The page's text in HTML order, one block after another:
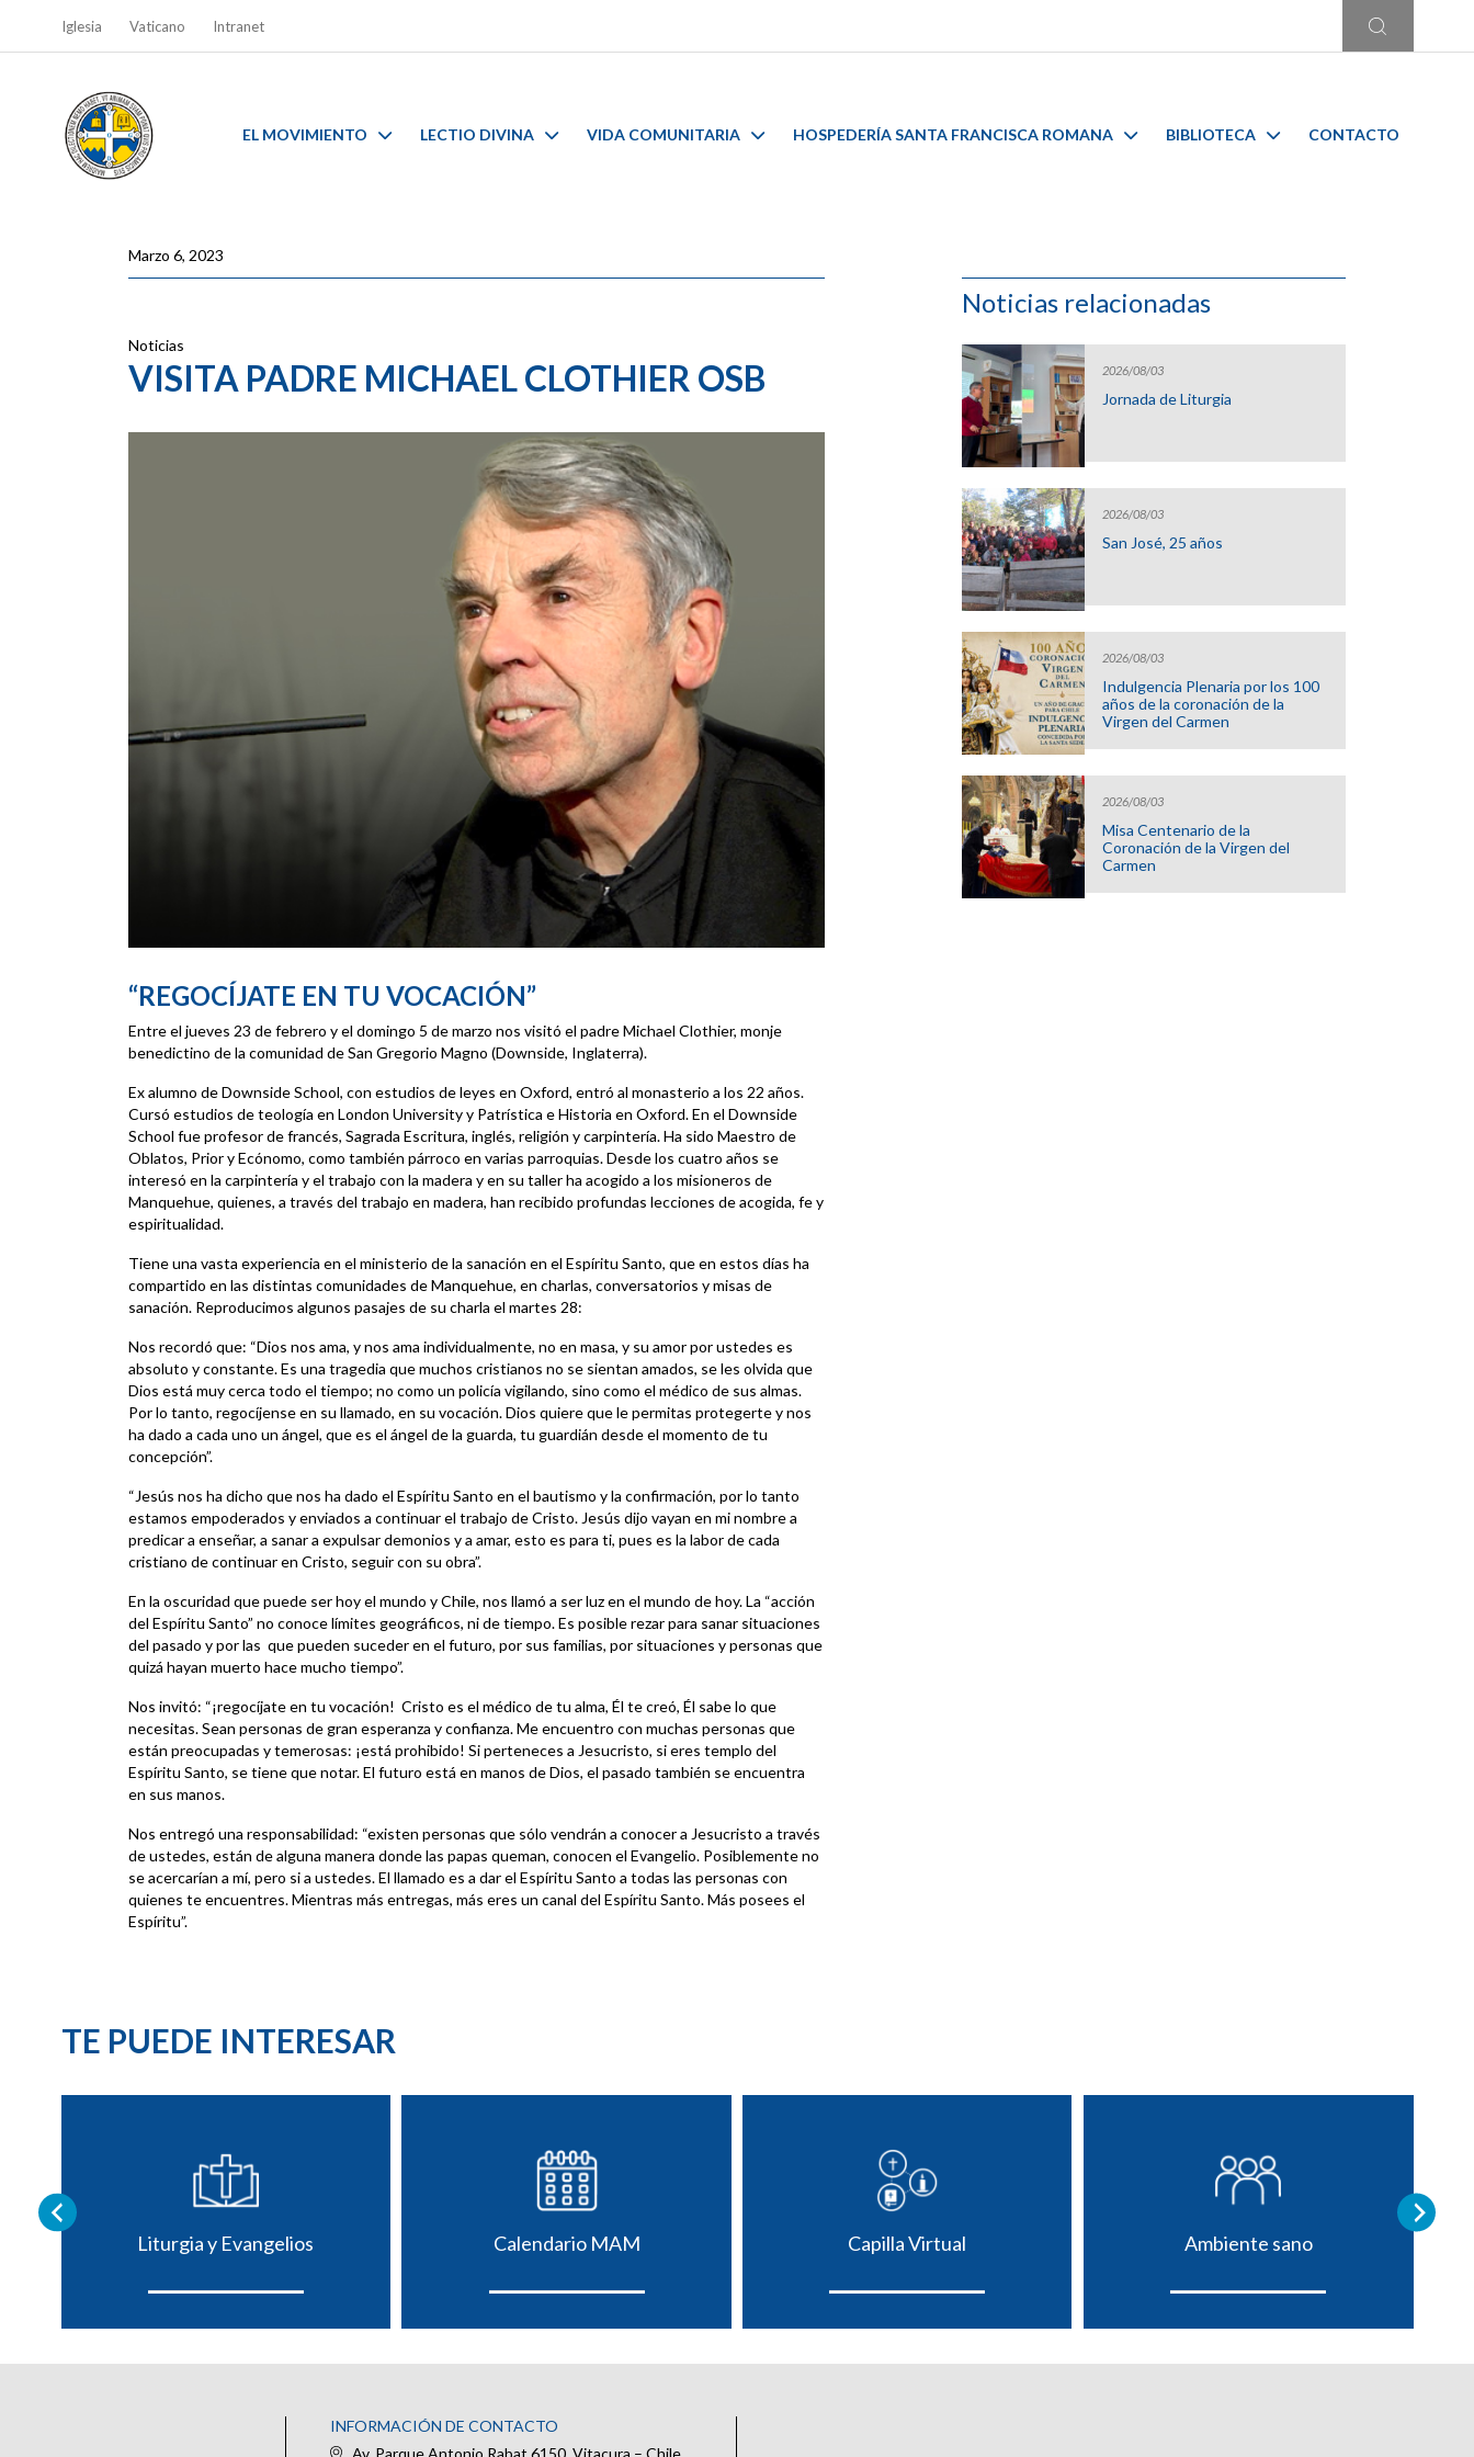
Iglesia Vaticano Intranet
EL MOVIMIENTO LECTIO DIVINA VIDA COMUNITARIA HOSPEDERÍA SANTA FRANCISCA ROMANA BIBLIOTECA CONTACTO
Marzo 6, 2023
Noticias
VISITA PADRE MICHAEL CLOTHIER OSB
“REGOCÍJATE EN TU VOCACIÓN”
Entre el jueves 23 de febrero y el domingo 5 de marzo nos visitó el padre Michael Clothier, monje
benedictino de la comunidad de San Gregorio Magno (Downside, Inglaterra).
Ex alumno de Downside School, con estudios de leyes en Oxford, entró al monasterio a los 22 años.
Cursó estudios de teología en London University y Patrística e Historia en Oxford. En el Downside
School fue profesor de francés, Sagrada Escritura, inglés, religión y carpintería. Ha sido Maestro de
Oblatos, Prior y Ecónomo, como también párroco en varias parroquias. Desde los cuatro años se
interesó en la carpintería y el trabajo con la madera y en su taller ha acogido a los misioneros de
Manquehue, quienes, a través del trabajo en madera, han recibido profundas lecciones de acogida, fe y
espiritualidad.
Tiene una vasta experiencia en el ministerio de la sanación en el Espíritu Santo, que en estos días ha
compartido en las distintas comunidades de Manquehue, en charlas, conversatorios y misas de
sanación. Reproducimos algunos pasajes de su charla el martes 28:
Nos recordó que: “Dios nos ama, y nos ama individualmente, no en masa, y su amor por ustedes es
absoluto y constante. Es una tragedia que muchos cristianos no se sientan amados, se les olvida que
Dios está muy cerca todo el tiempo; no como un policía vigilando, sino como el médico de sus almas.
Por lo tanto, regocíjense en su llamado, en su vocación. Dios quiere que le permitas protegerte y nos
ha dado a cada uno un ángel, que es el ángel de la guarda, tu guardián desde el momento de tu
concepción”.
“Jesús nos ha dicho que nos ha dado el Espíritu Santo en el bautismo y la confirmación, por lo tanto
estamos empoderados y enviados a continuar el trabajo de Cristo. Jesús dijo vayan en mi nombre a
predicar a enseñar, a sanar a expulsar demonios y a amar, esto es para ti, pues es la labor de cada
cristiano de continuar en Cristo, seguir con su obra”.
En la oscuridad que puede ser hoy el mundo y Chile, nos llamó a ser luz en el mundo de hoy. La “acción
del Espíritu Santo” no conoce límites geográficos, ni de tiempo. Es posible rezar para sanar situaciones
del pasado y por las que pueden suceder en el futuro, por sus familias, por situaciones y personas que
quizá hayan muerto hace mucho tiempo”.
Nos invitó: “¡regocíjate en tu vocación! Cristo es el médico de tu alma, Él te creó, Él sabe lo que
necesitas. Sean personas de gran esperanza y confianza. Me encuentro con muchas personas que
están preocupadas y temerosas: ¡está prohibido! Si perteneces a Jesucristo, si eres templo del
Espíritu Santo, se tiene que notar. El futuro está en manos de Dios, el pasado también se encuentra
en sus manos.
Nos entregó una responsabilidad: “existen personas que sólo vendrán a conocer a Jesucristo a través
de ustedes, están de alguna manera donde las papas queman, conocen el Evangelio. Posiblemente no
se acercarían a mí, pero si a ustedes. El llamado es a dar el Espíritu Santo a todas las personas con
quienes te encuentres. Mientras más entregas, más eres un canal del Espíritu Santo. Más posees el
Espíritu”.
Noticias relacionadas
2026/08/03
Jornada de Liturgia
2026/08/03
San José, 25 años
2026/08/03
Indulgencia Plenaria por los 100
años de la coronación de la
Virgen del Carmen
2026/08/03
Misa Centenario de la
Coronación de la Virgen del
Carmen
TE PUEDE INTERESAR
Liturgia y Evangelios Calendario MAM Capilla Virtual Ambiente sano
INFORMACIÓN DE CONTACTO